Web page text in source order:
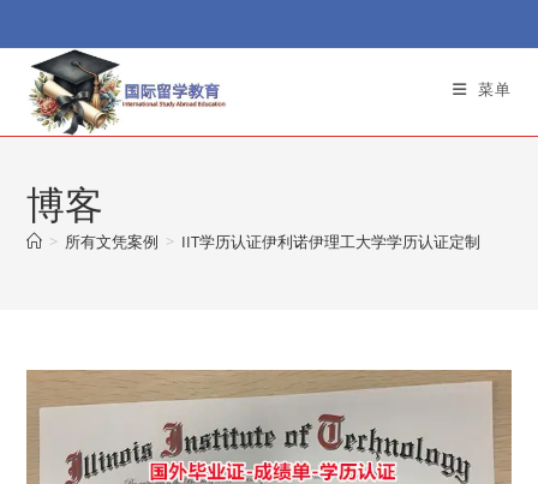
to
content
菜单
博客
> 所有文凭案例 > IIT学历认证伊利诺伊理工大学学历认证定制